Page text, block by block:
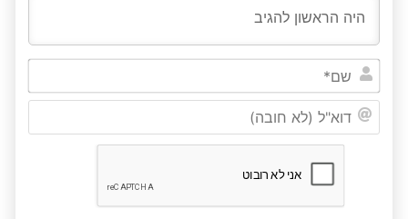
שם*